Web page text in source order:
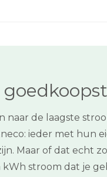
naar de laagste
ieder met hun
Maar of dat echt
kWh stroom dat je